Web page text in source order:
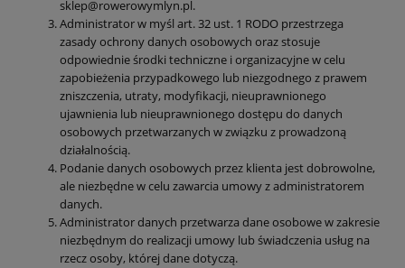
sklep@rowerowymlyn.pl.
Administrator w myśl art. 32 ust. 1 RODO przestrzega
zasady ochrony danych osobowych oraz stosuje
odpowiednie środki techniczne i organizacyjne w celu
zapobieżenia przypadkowego lub niezgodnego z prawem
zniszczenia, utraty, modyfikacji, nieuprawnionego
ujawnienia lub nieuprawnionego dostępu do danych
osobowych przetwarzanych w związku z prowadzoną
działalnością.
Podanie danych osobowych przez klienta jest dobrowolne,
ale niezbędne w celu zawarcia umowy z administratorem
danych.
Administrator danych przetwarza dane osobowe w zakresie
niezbędnym do realizacji umowy lub świadczenia usług na
rzecz osoby, której dane dotyczą.